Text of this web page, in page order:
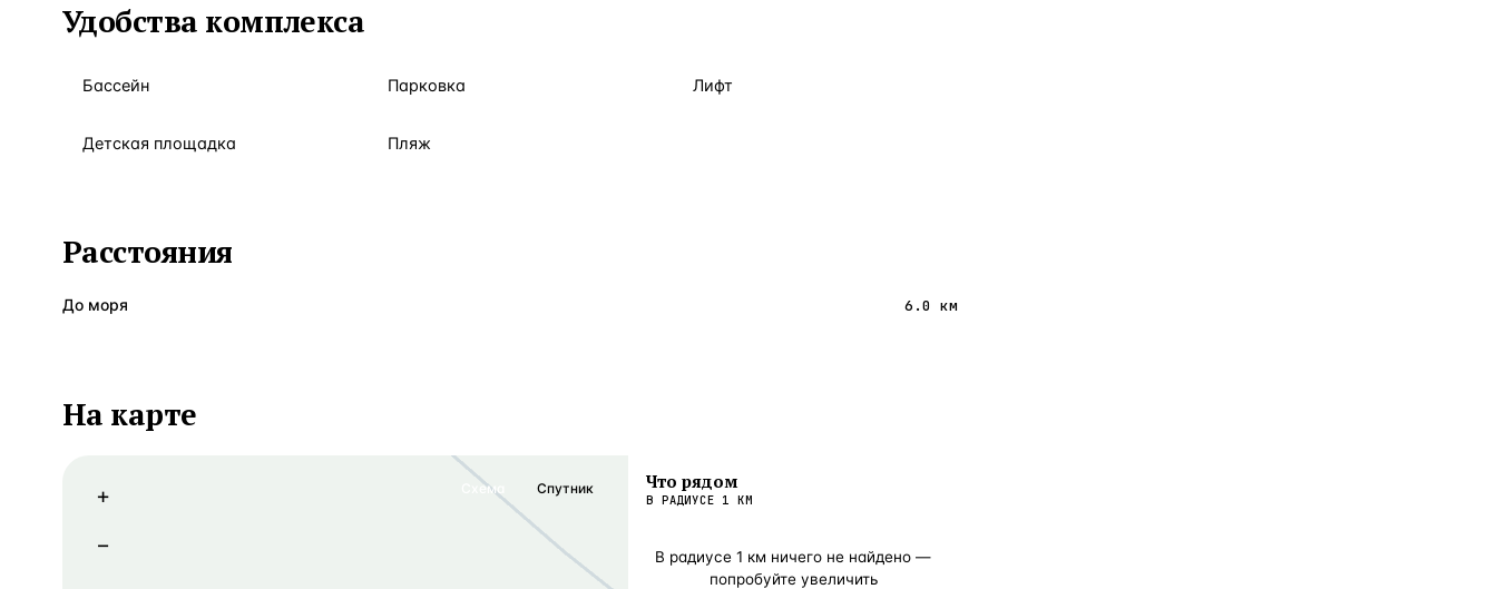
Удобства комплекса
Бассейн Парковка Лифт
Детская площадка Пляж
Расстояния
До моря 6.0 км
На карте
+
−
Схема Спутник Что рядом
В РАДИУСЕ 1 КМ
В радиусе 1 км ничего не найдено —
попробуйте увеличить